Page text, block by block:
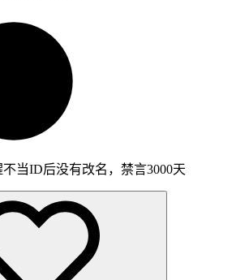
当ID后没有改名，禁言3000天